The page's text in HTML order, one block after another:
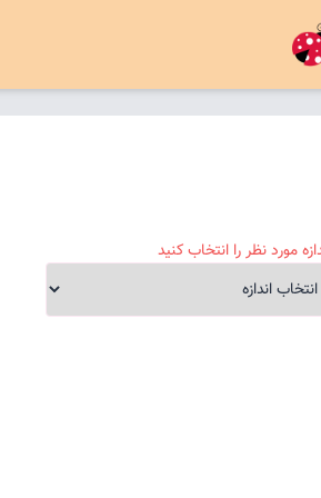
مورد نظر را انتخاب کنید